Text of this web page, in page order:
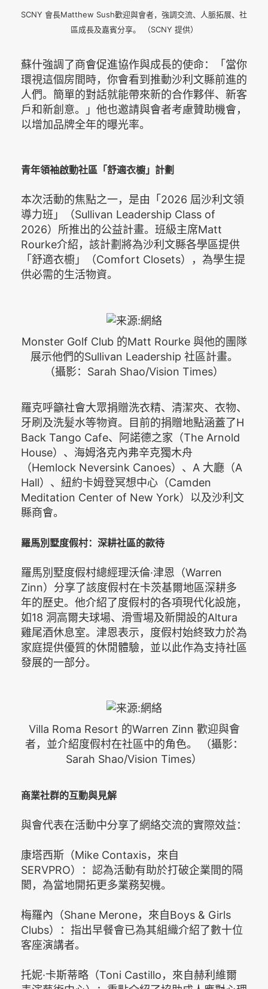
SCNY 會長Matthew Sush歡迎與會者，強調交流、人脈拓展、社
區成長及嘉賓分享。 （SCNY 提供）
蘇什強調了商會促進協作與成長的使命：「當你
環視這個房間時，你會看到推動沙利文縣前進的
人們。簡單的對話就能帶來新的合作夥伴、新客
戶和新創意。」他也邀請與會者考慮贊助機會，
以增加品牌全年的曝光率。
青年領袖啟動社區「舒適衣櫥」計劃
本次活動的焦點之一，是由「2026 屆沙利文領
導力班」（Sullivan Leadership Class of
2026）所推出的公益計畫。班級主席Matt
Rourke介紹，該計劃將為沙利文縣各學區提供
「舒適衣櫥」（Comfort Closets），為學生提
供必需的生活物資。
Monster Golf Club 的Matt Rourke 與他的團隊
展示他們的Sullivan Leadership 社區計畫。
（攝影：Sarah Shao/Vision Times）
羅克呼籲社會大眾捐贈洗衣精、清潔夾、衣物、
牙刷及洗髮水等物資。目前的捐贈地點涵蓋了H
Back Tango Cafe、阿諾德之家（The Arnold
House）、海姆洛克內弗辛克獨木舟
（Hemlock Neversink Canoes）、A 大廳（A
Hall）、紐約卡姆登冥想中心（Camden
Meditation Center of New York）以及沙利文
縣商會。
羅馬別墅度假村：深耕社區的款待
羅馬別墅度假村總經理沃倫·津恩（Warren
Zinn）分享了該度假村在卡茨基爾地區深耕多
年的歷史。他介紹了度假村的各項現代化設施，
如18 洞高爾夫球場、滑雪場及新開設的Altura
雞尾酒休息室。津恩表示，度假村始終致力於為
家庭提供優質的休閒體驗，並以此作為支持社區
發展的一部分。
Villa Roma Resort 的Warren Zinn 歡迎與會
者，並介紹度假村在社區中的角色。 （攝影：
Sarah Shao/Vision Times）
商業社群的互動與見解
與會代表在活動中分享了網絡交流的實際效益：
康塔西斯（Mike Contaxis，來自
SERVPRO）：認為活動有助於打破企業間的隔
閡，為當地開拓更多業務契機。
梅羅內（Shane Merone，來自Boys & Girls
Clubs）：指出早餐會已為其組織介紹了數十位
客座演講者。
托妮·卡斯蒂略（Toni Castillo，來自赫利維爾